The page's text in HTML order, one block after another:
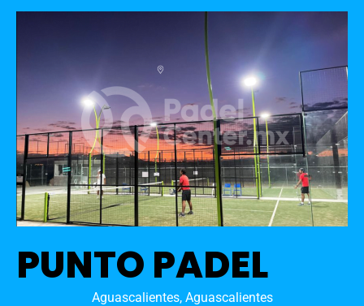
PUNTO PADEL
Aguascalientes, Aguascalientes